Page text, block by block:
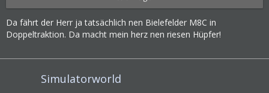
Da fährt der Herr ja tatsächlich nen Bielefelder M8C in
Doppeltraktion. Da macht mein herz nen riesen Hüpfer!
Simulatorworld